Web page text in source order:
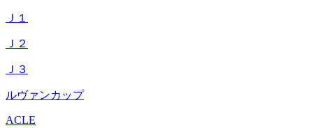
Ｊ１
Ｊ２
Ｊ３
ルヴァンカップ
ACLE